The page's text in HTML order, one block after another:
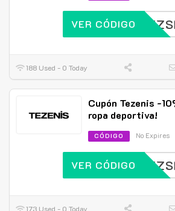
VER CÓDIGO
188 Used - 0 Today
Cupón Tezenis -
ropa deportiva!
CÓDIGO No Expires
VER CÓDIGO
173 Used - 0 Today